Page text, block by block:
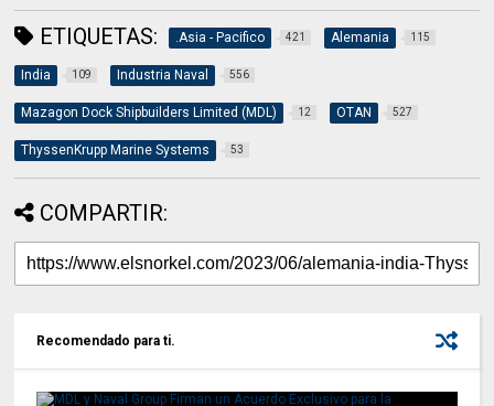
ETIQUETAS: .Asia - Pacifico 421 Alemania 115
India 109 Industria Naval 556
Mazagon Dock Shipbuilders Limited (MDL) 12 OTAN 527
ThyssenKrupp Marine Systems 53
COMPARTIR:
Recomendado para ti.